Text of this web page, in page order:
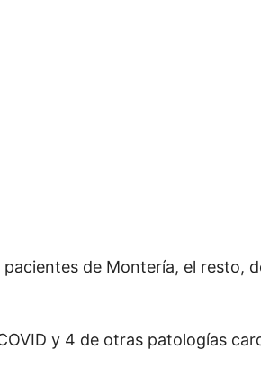
de Montería, el resto,
y 4 de otras patologías